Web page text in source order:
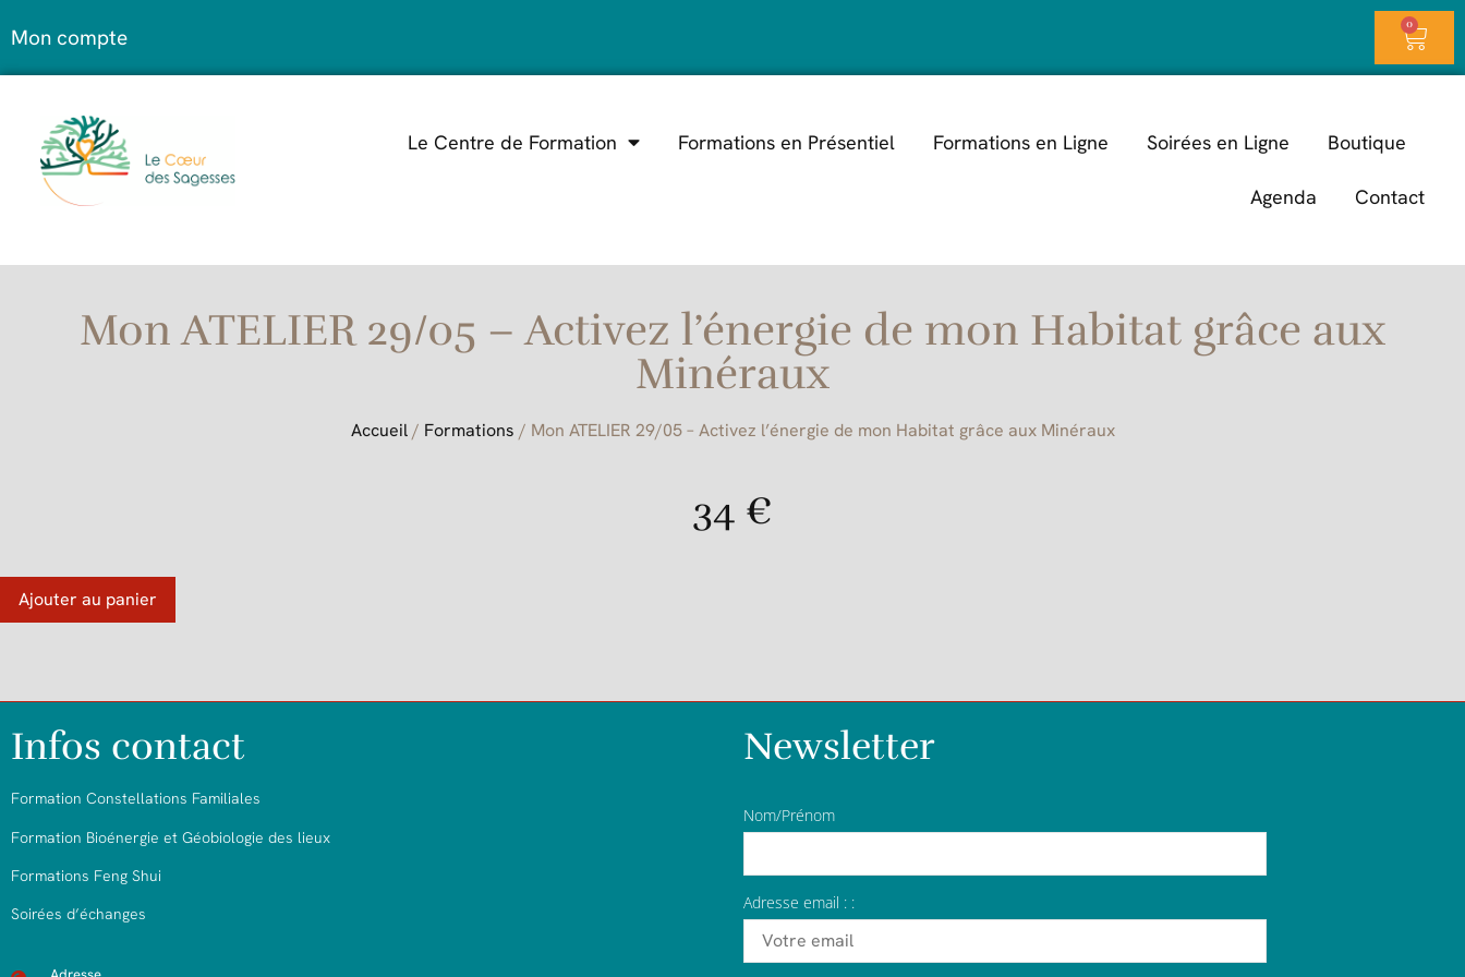
Mon compte 0
Le Centre de Formation Formations en Présentiel Formations en Ligne Soirées en Ligne Boutique
Agenda Contact
Mon ATELIER 29/05 – Activez l’énergie de mon Habitat grâce aux
Minéraux
Accueil/ Formations / Mon ATELIER 29/05 – Activez l’énergie de mon Habitat grâce aux Minéraux
34 €
Ajouter au panier
Infos contact
Formation Constellations Familiales
Formation Bioénergie et Géobiologie des lieux
Formations Feng Shui
Soirées d’échanges
Newsletter
Nom/Prénom
Adresse email : :